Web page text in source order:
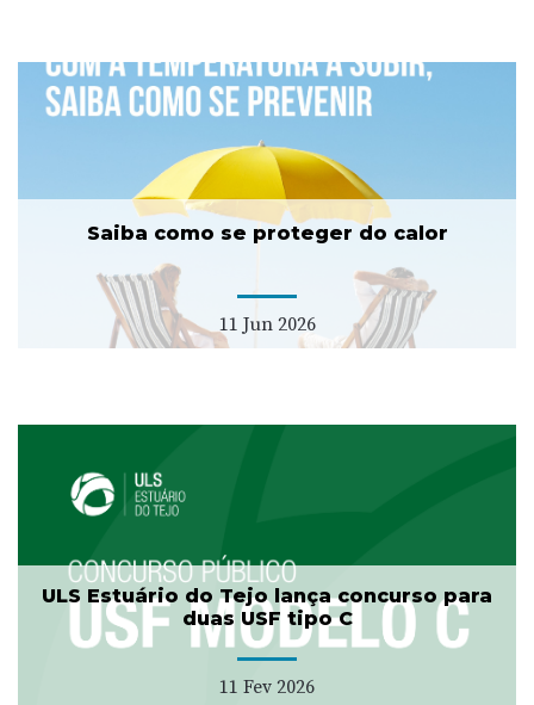
Saiba como se proteger do calor
11 Jun 2026
ULS Estuário do Tejo lança concurso para
duas USF tipo C
11 Fev 2026